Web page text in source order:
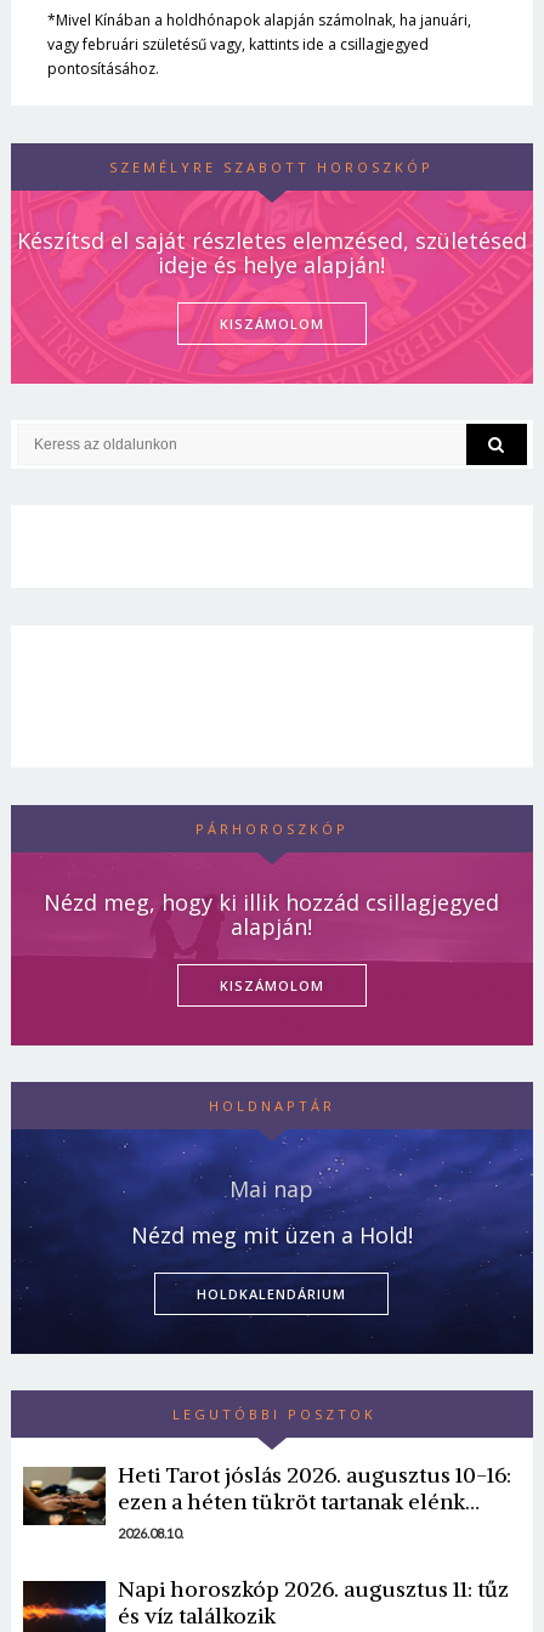
*Mivel Kínában a holdhónapok alapján számolnak, ha januári,
vagy februári születésű vagy, kattints ide a csillagjegyed
pontosításához.
SZEMÉLYRE SZABOTT HOROSZKÓP
Készítsd el saját részletes elemzésed, születésed
ideje és helye alapján!
KISZÁMOLOM
PÁRHOROSZKÓP
Nézd meg, hogy ki illik hozzád csillagjegyed
alapján!
KISZÁMOLOM
HOLDNAPTÁR
Mai nap
Nézd meg mit üzen a Hold!
HOLDKALENDÁRIUM
LEGUTÓBBI POSZTOK
Heti Tarot jóslás 2026. augusztus 10-16:
ezen a héten tükröt tartanak elénk…
2026.08.10.
Napi horoszkóp 2026. augusztus 11: tűz
és víz találkozik